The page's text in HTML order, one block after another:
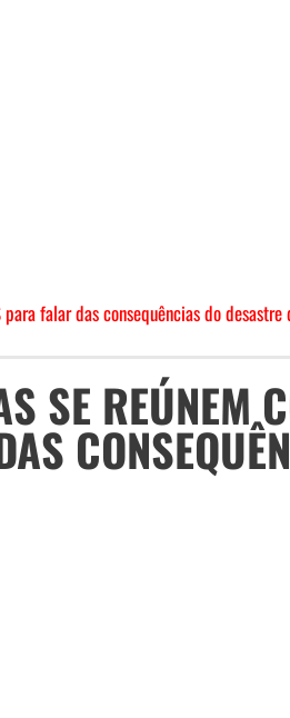
falar das consequências do desastre
SE REÚNEM